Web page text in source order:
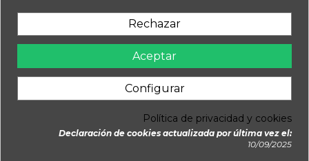
Añadir al carrito
Andorra
+376 825 033
farmaciaguitart@andorra.ad
Farmàcia Guitart en Andorra la Vella.
© 2026 - Farmàcia Guitart, Creada y Gestionada perDaimatics
Rechazar
Aceptar
Configurar
Política de privacidad y cookies
Declaración de cookies actualizada por última vez el:
10/09/2025